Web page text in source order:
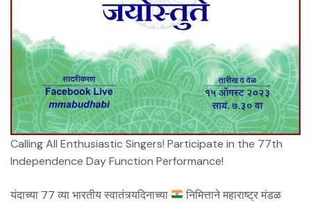
Calling All Enthusiastic Singers! Participate in the 77th
Independence Day Function Performance!
यंदाच्या 77 व्या भारतीय स्वातंत्र्यदिनाच्या
निमित्ताने महाराष्ट्र मंडळ